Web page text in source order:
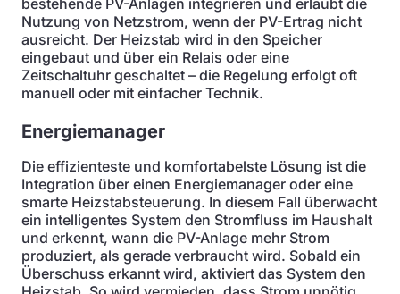
bestehende PV-Anlagen integrieren und erlaubt die
Nutzung von Netzstrom, wenn der PV-Ertrag nicht
ausreicht. Der Heizstab wird in den Speicher
eingebaut und über ein Relais oder eine
Zeitschaltuhr geschaltet – die Regelung erfolgt oft
manuell oder mit einfacher Technik.
Energiemanager
Die effizienteste und komfortabelste Lösung ist die
Integration über einen Energiemanager oder eine
smarte Heizstabsteuerung. In diesem Fall überwacht
ein intelligentes System den Stromfluss im Haushalt
und erkennt, wann die PV-Anlage mehr Strom
produziert, als gerade verbraucht wird. Sobald ein
Überschuss erkannt wird, aktiviert das System den